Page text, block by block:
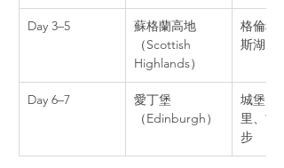
Day 3–5
蘇格蘭高地
（Scottish
Highlands）
格倫科
斯湖、
Day 6–7
愛丁堡
（Edinburgh）
城堡、
里、古
步